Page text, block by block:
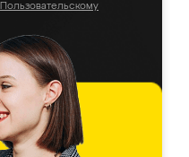
Пользовательскому